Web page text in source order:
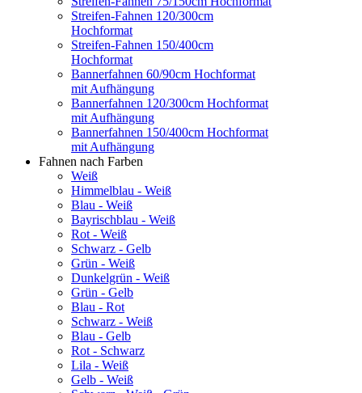
Streifen-Fahnen 120/300cm
Hochformat
Streifen-Fahnen 150/400cm
Hochformat
Bannerfahnen 60/90cm Hochformat
mit Aufhängung
Bannerfahnen 120/300cm Hochformat
mit Aufhängung
Bannerfahnen 150/400cm Hochformat
mit Aufhängung
Fahnen nach Farben
Weiß
Himmelblau - Weiß
Blau - Weiß
Bayrischblau - Weiß
Rot - Weiß
Schwarz - Gelb
Grün - Weiß
Dunkelgrün - Weiß
Grün - Gelb
Blau - Rot
Schwarz - Weiß
Blau - Gelb
Rot - Schwarz
Lila - Weiß
Gelb - Weiß